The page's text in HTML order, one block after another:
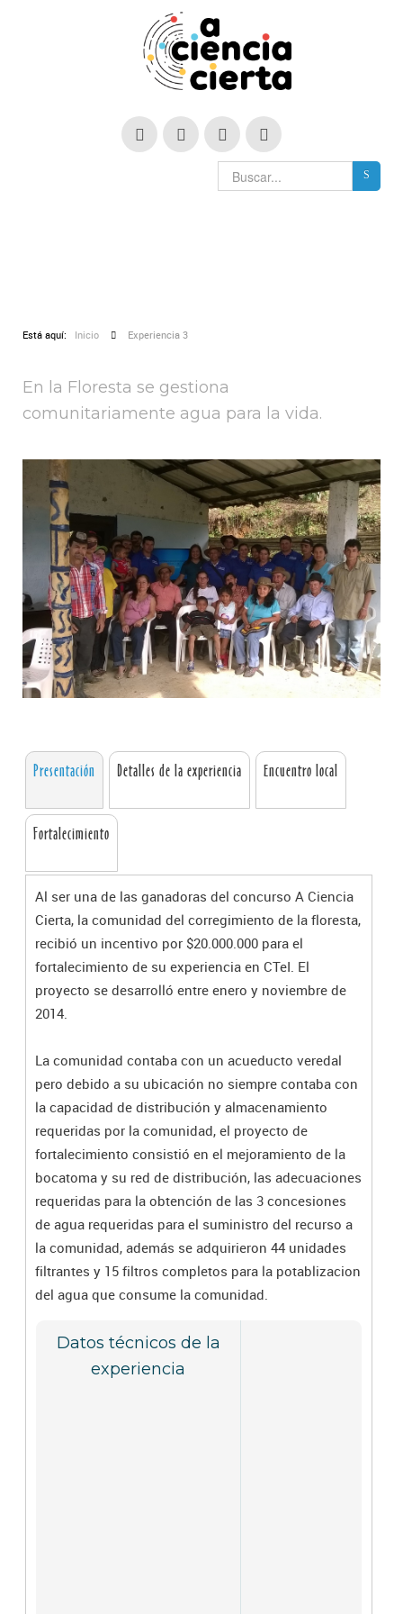
Está aquí: Inicio Experiencia 3
En la Floresta se gestiona
comunitariamente agua para la vida.
Presentación Detalles de la experiencia Encuentro local
Fortalecimiento
Al ser una de las ganadoras del concurso A Ciencia
Cierta, la comunidad del corregimiento de la floresta,
recibió un incentivo por $20.000.000 para el
fortalecimiento de su experiencia en CTeI. El
proyecto se desarrolló entre enero y noviembre de
2014.
La comunidad contaba con un acueducto veredal
pero debido a su ubicación no siempre contaba con
la capacidad de distribución y almacenamiento
requeridas por la comunidad, el proyecto de
fortalecimiento consistió en el mejoramiento de la
bocatoma y su red de distribución, las adecuaciones
requeridas para la obtención de las 3 concesiones
de agua requeridas para el suministro del recurso a
la comunidad, además se adquirieron 44 unidades
filtrantes y 15 filtros completos para la potablizacion
del agua que consume la comunidad.
Datos técnicos de la
experiencia